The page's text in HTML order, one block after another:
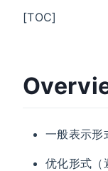
[TOC]
一般表示形
优化形式（